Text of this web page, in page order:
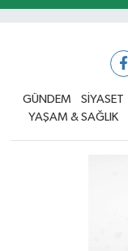
GÜNDEM SİYASET
YAŞAM & SAĞLIK